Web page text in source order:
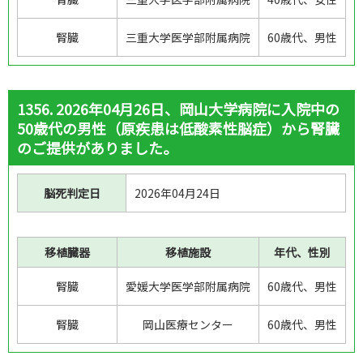
腎臓 三重大学医学部附属病院 60歳代、男性
1356. 2026年04月26日、岡山大学病院に入院中の
50歳代の男性（原疾患は低酸素性脳症）から腎臓
のご提供がありました。
脳死判定日 2026年04月24日
移植臓器 移植施設 年代、性別
腎臓 愛媛大学医学部附属病院 60歳代、男性
腎臓 岡山医療センター 60歳代、男性